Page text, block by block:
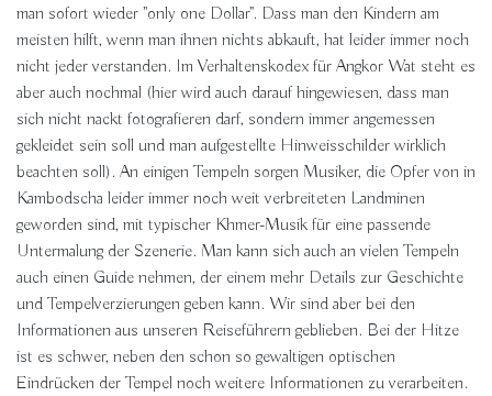
man sofort wieder "only one Dollar". Dass man den Kindern am
meisten hilft, wenn man ihnen nichts abkauft, hat leider immer noch
nicht jeder verstanden. Im Verhaltenskodex für Angkor Wat steht es
aber auch nochmal (hier wird auch darauf hingewiesen, dass man
sich nicht nackt fotografieren darf, sondern immer angemessen
gekleidet sein soll und man aufgestellte Hinweisschilder wirklich
beachten soll). An einigen Tempeln sorgen Musiker, die Opfer von in
Kambodscha leider immer noch weit verbreiteten Landminen
geworden sind, mit typischer Khmer-Musik für eine passende
Untermalung der Szenerie. Man kann sich auch an vielen Tempeln
auch einen Guide nehmen, der einem mehr Details zur Geschichte
und Tempelverzierungen geben kann. Wir sind aber bei den
Informationen aus unseren Reiseführern geblieben. Bei der Hitze
ist es schwer, neben den schon so gewaltigen optischen
Eindrücken der Tempel noch weitere Informationen zu verarbeiten.